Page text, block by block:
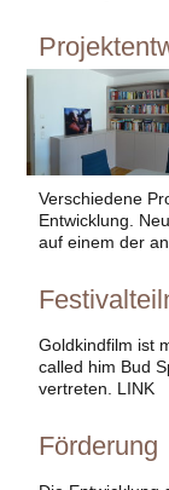
Verschiedene
Entwicklung.
auf einem der
Goldkindfilm ist
called him Bud
vertreten. LINK
Förderung